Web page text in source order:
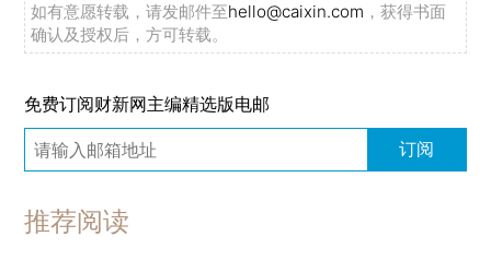
如有意愿转载，请发邮件至hello@caixin.com ，获得书面
确认及授权后，方可转载。
免费订阅财新网主编精选版电邮
订阅
推荐阅读